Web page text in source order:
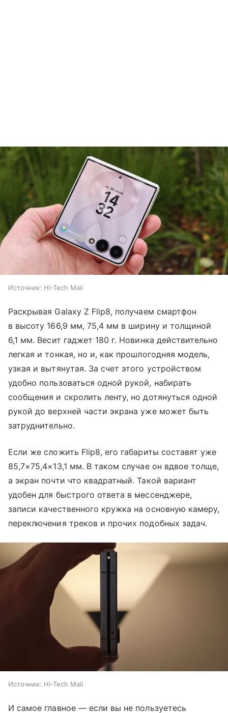
Источник: Hi-Tech Mail
Раскрывая Galaxy Z Flip8, получаем смартфон
в высоту 166,9 мм, 75,4 мм в ширину и толщиной
6,1 мм. Весит гаджет 180 г. Новинка действительно
легкая и тонкая, но и, как прошлогодняя модель,
узкая и вытянутая. За счет этого устройством
удобно пользоваться одной рукой, набирать
сообщения и скролить ленту, но дотянуться одной
рукой до верхней части экрана уже может быть
затруднительно.
Если же сложить Flip8, его габариты составят уже
85,7×75,4×13,1 мм. В таком случае он вдвое толще,
а экран почти что квадратный. Такой вариант
удобен для быстрого ответа в мессенджере,
записи качественного кружка на основную камеру,
переключения треков и прочих подобных задач.
Источник: Hi-Tech Mail
И самое главное — если вы не пользуетесь